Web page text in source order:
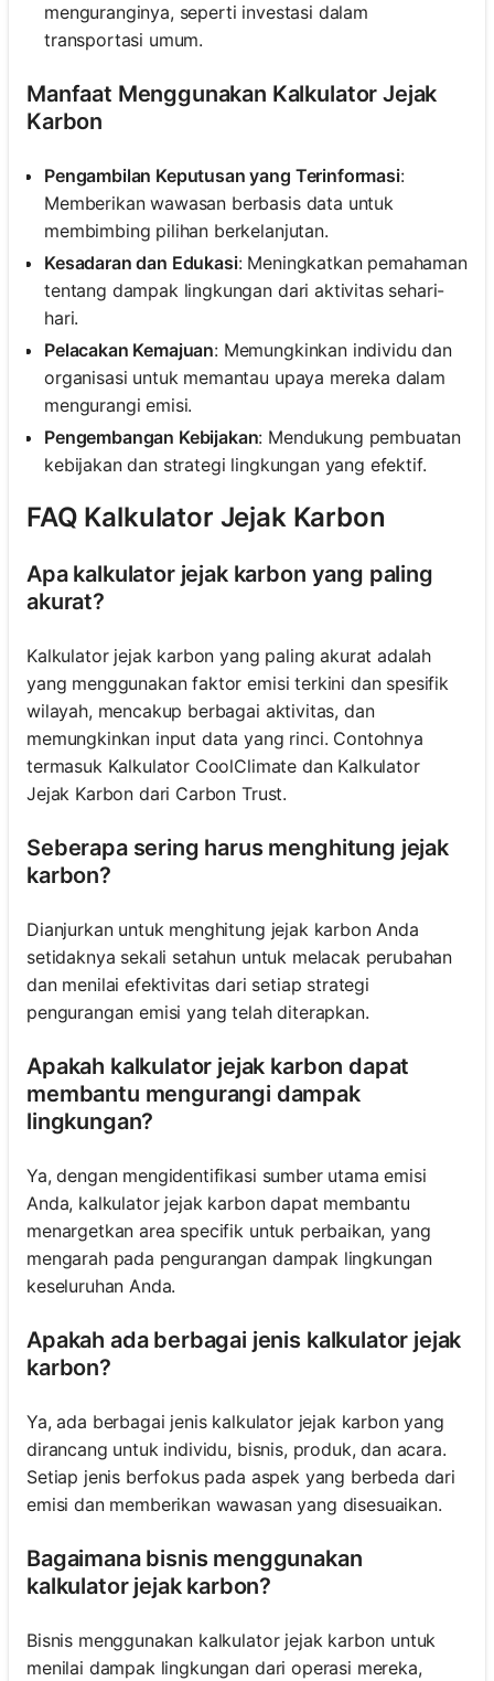
menguranginya, seperti investasi dalam
transportasi umum.
Manfaat Menggunakan Kalkulator Jejak
Karbon
Pengambilan Keputusan yang Terinformasi:
Memberikan wawasan berbasis data untuk
membimbing pilihan berkelanjutan.
Kesadaran dan Edukasi: Meningkatkan pemahaman
tentang dampak lingkungan dari aktivitas sehari-
hari.
Pelacakan Kemajuan: Memungkinkan individu dan
organisasi untuk memantau upaya mereka dalam
mengurangi emisi.
Pengembangan Kebijakan: Mendukung pembuatan
kebijakan dan strategi lingkungan yang efektif.
FAQ Kalkulator Jejak Karbon
Apa kalkulator jejak karbon yang paling
akurat?
Kalkulator jejak karbon yang paling akurat adalah
yang menggunakan faktor emisi terkini dan spesifik
wilayah, mencakup berbagai aktivitas, dan
memungkinkan input data yang rinci. Contohnya
termasuk Kalkulator CoolClimate dan Kalkulator
Jejak Karbon dari Carbon Trust.
Seberapa sering harus menghitung jejak
karbon?
Dianjurkan untuk menghitung jejak karbon Anda
setidaknya sekali setahun untuk melacak perubahan
dan menilai efektivitas dari setiap strategi
pengurangan emisi yang telah diterapkan.
Apakah kalkulator jejak karbon dapat
membantu mengurangi dampak
lingkungan?
Ya, dengan mengidentifikasi sumber utama emisi
Anda, kalkulator jejak karbon dapat membantu
menargetkan area specifik untuk perbaikan, yang
mengarah pada pengurangan dampak lingkungan
keseluruhan Anda.
Apakah ada berbagai jenis kalkulator jejak
karbon?
Ya, ada berbagai jenis kalkulator jejak karbon yang
dirancang untuk individu, bisnis, produk, dan acara.
Setiap jenis berfokus pada aspek yang berbeda dari
emisi dan memberikan wawasan yang disesuaikan.
Bagaimana bisnis menggunakan
kalkulator jejak karbon?
Bisnis menggunakan kalkulator jejak karbon untuk
menilai dampak lingkungan dari operasi mereka,